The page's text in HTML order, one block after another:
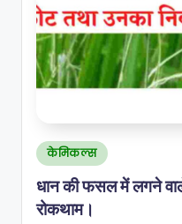
A
N
Posted
in
केमिकल्स
धान की फसल में लगने
रोकथाम।